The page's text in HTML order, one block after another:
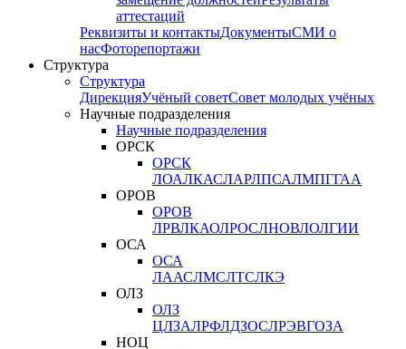
аттестаций
Реквизиты и контактыДокументыСМИ о
насФоторепортажи
Структура
Структура
ДирекцияУчёный советСовет молодых учёных
Научные подразделения
Научные подразделения
ОРСК
ОРСК
ЛОАЛКАСЛАРЛПСАЛМПГГАА
ОРОВ
ОРОВ
ЛРВЛКАОЛРОСЛНОВЛОЛГИИ
ОСА
ОСА
ЛААСЛМСЛТСЛКЭ
ОЛЗ
ОЛЗ
ЦЛЗАЛРФЛДЗОСЛРЭВГОЗА
НОЦ